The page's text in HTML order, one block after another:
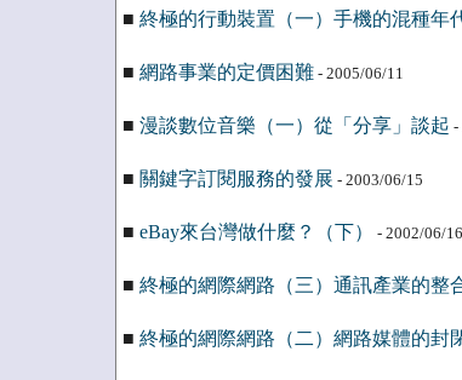
■ 終極的行動裝置（一）手機的混種年
■ 網路事業的定價困難- 2005/06/11
■ 漫談數位音樂（一）從「分享」談起 -
■ 關鍵字訂閱服務的發展 - 2003/06/15
■ eBay來台灣做什麼？（下） - 2002/06/16
■ 終極的網際網路（三）通訊產業的整
■ 終極的網際網路（二）網路媒體的封